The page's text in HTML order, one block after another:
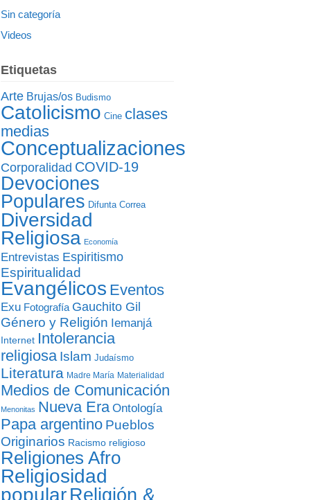
Sin categoría
Videos
Etiquetas
Arte Brujas/os Budismo
Catolicismo Cine clases
medias
Conceptualizaciones
Corporalidad COVID-19
Devociones
Populares Difunta Correa
Diversidad
Religiosa Economía
Entrevistas Espiritismo
Espiritualidad
Evangélicos Eventos
Exu Fotografía Gauchito Gil
Género y Religión Iemanjá
Internet Intolerancia
religiosa Islam Judaísmo
Literatura Madre María Materialidad
Medios de Comunicación
Menonitas Nueva Era Ontología
Papa argentino Pueblos
Originarios Racismo religioso
Religiones Afro
Religiosidad
popular Religión &